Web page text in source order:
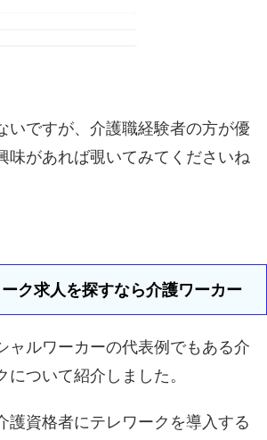
いですが、介護職経験者の方が優
味があれば覗いてみてくださいね
ク求人を探すなら介護ワーカー
ャルワーカーの代表例でもある介
ついて紹介しました。
護資格者にテレワークを導入する